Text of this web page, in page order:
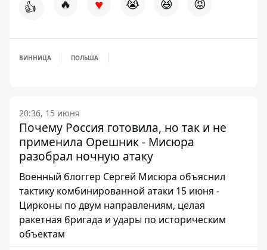
👍 🔥 😭 😆 😡
ВИННИЦА ПОЛЬША
20:36, 15 июня
Почему Россия готовила, но так и не
применила Орешник - Мисюра
разобрал ночную атаку
Военный блоггер Сергей Мисюра объяснил
тактику комбинированной атаки 15 июня -
Цирконы по двум направлениям, целая
ракетная бригада и удары по историческим
объектам